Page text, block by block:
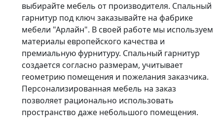
выбирайте мебель от производителя. Спальный
гарнитур под ключ заказывайте на фабрике
мебели "Арлайн". В своей работе мы используем
материалы европейского качества и
премиальную фурнитуру. Спальный гарнитур
создается согласно размерам, учитывает
геометрию помещения и пожелания заказчика.
Персонализированная мебель на заказ
позволяет рационально использовать
пространство даже небольшого помещения.